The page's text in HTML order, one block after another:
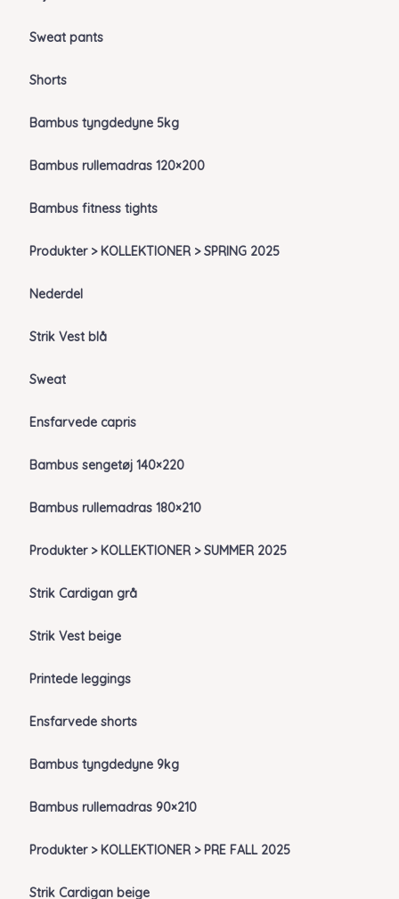
Sweat pants
Shorts
Bambus tyngdedyne 5kg
Bambus rullemadras 120×200
Bambus fitness tights
Produkter > KOLLEKTIONER > SPRING 2025
Nederdel
Strik Vest blå
Sweat
Ensfarvede capris
Bambus sengetøj 140×220
Bambus rullemadras 180×210
Produkter > KOLLEKTIONER > SUMMER 2025
Strik Cardigan grå
Strik Vest beige
Printede leggings
Ensfarvede shorts
Bambus tyngdedyne 9kg
Bambus rullemadras 90×210
Produkter > KOLLEKTIONER > PRE FALL 2025
Strik Cardigan beige